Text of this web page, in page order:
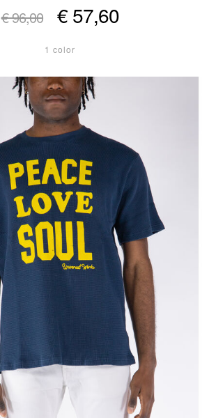
€ 96,00 € 57,60
1 color